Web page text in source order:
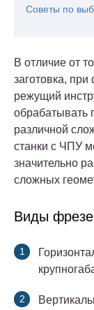
Советы по
В отличие от
заготовка,
режущий
обрабатывать
различной
станки с ЧПУ
значительно
сложных
Виды